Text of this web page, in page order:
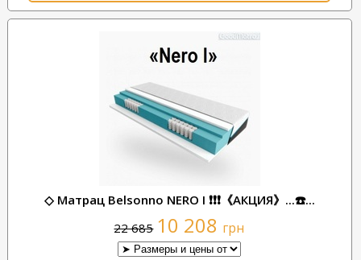
◇ Матрац Belsonno NERO I ❗❗❗《АКЦИЯ》...☎️...
22 685 10 208 грн